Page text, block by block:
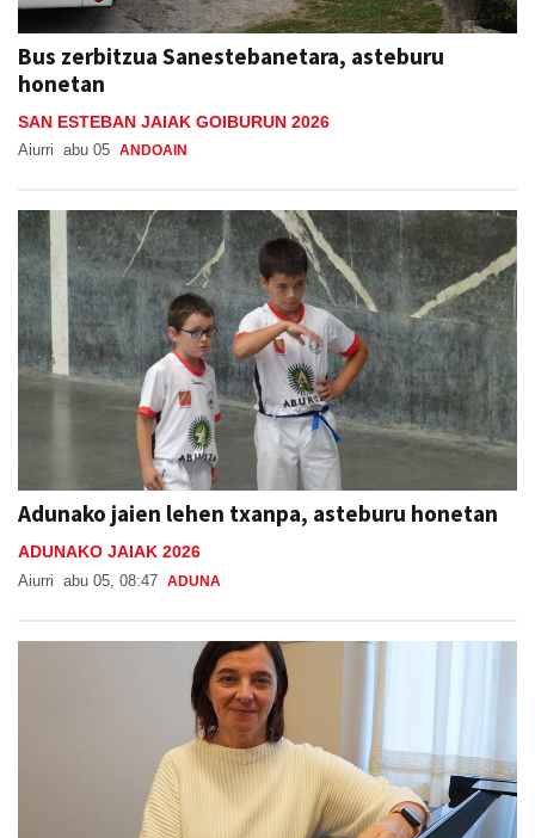
Bus zerbitzua Sanestebanetara, asteburu
honetan
SAN ESTEBAN JAIAK GOIBURUN 2026
Aiurri abu 05 ANDOAIN
Adunako jaien lehen txanpa, asteburu honetan
ADUNAKO JAIAK 2026
Aiurri abu 05, 08:47 ADUNA